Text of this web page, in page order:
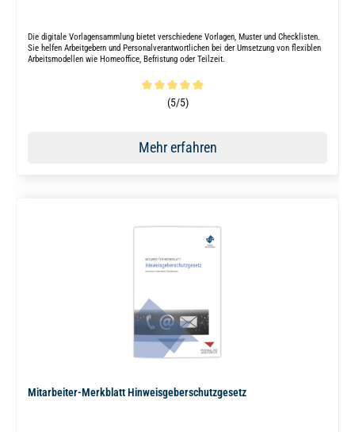
Die digitale Vorlagensammlung bietet verschiedene Vorlagen, Muster und Checklisten.
Sie helfen Arbeitgebern und Personalverantwortlichen bei der Umsetzung von flexiblen
Arbeitsmodellen wie Homeoffice, Befristung oder Teilzeit.
Durchschnittliche Bewertung von 5 von 5 Sternen
(5/5)
Mehr erfahren
Mitarbeiter-Merkblatt Hinweisgeberschutzgesetz